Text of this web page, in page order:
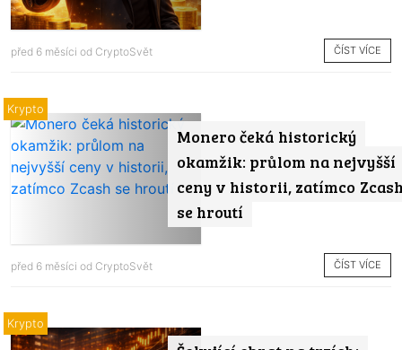
před 6 měsíci od CryptoSvět ČÍST VÍCE
Monero čeká historický
okamžik: průlom na nejvyšší
ceny v historii, zatímco
se hroutí
Krypto
před 6 měsíci od CryptoSvět ČÍST VÍCE
Krypto